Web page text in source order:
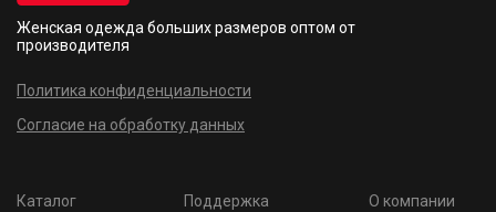
Женская одежда больших размеров оптом от
производителя
Политика конфиденциальности
Согласие на обработку данных
Каталог Поддержка О компании